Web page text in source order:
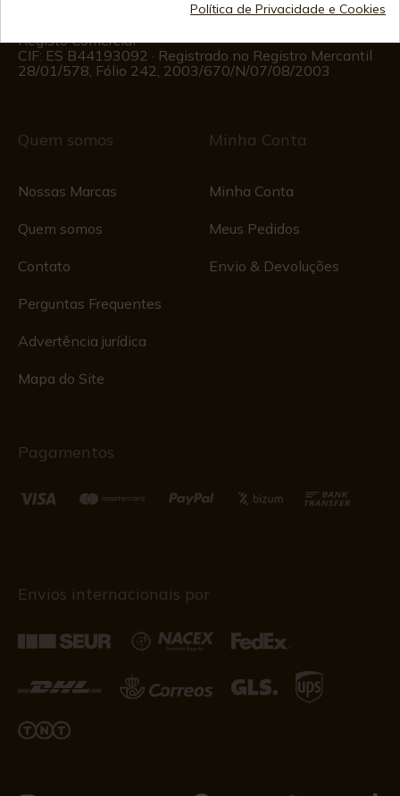
Segunda a Sexta das 09:00 às 15:00
Registo Comercial
CIF: ES B44193092 · Registrado no Registro Mercantil
28/01/578, Fólio 242, 2003/670/N/07/08/2003
Quem somos
Nossas Marcas
Quem somos
Contato
Perguntas Frequentes
Advertência jurídica
Mapa do Site
Minha Conta
Minha Conta
Meus Pedidos
Envio & Devoluções
Pagamentos
Envios internacionais por
Política de Privacidade e Cookies